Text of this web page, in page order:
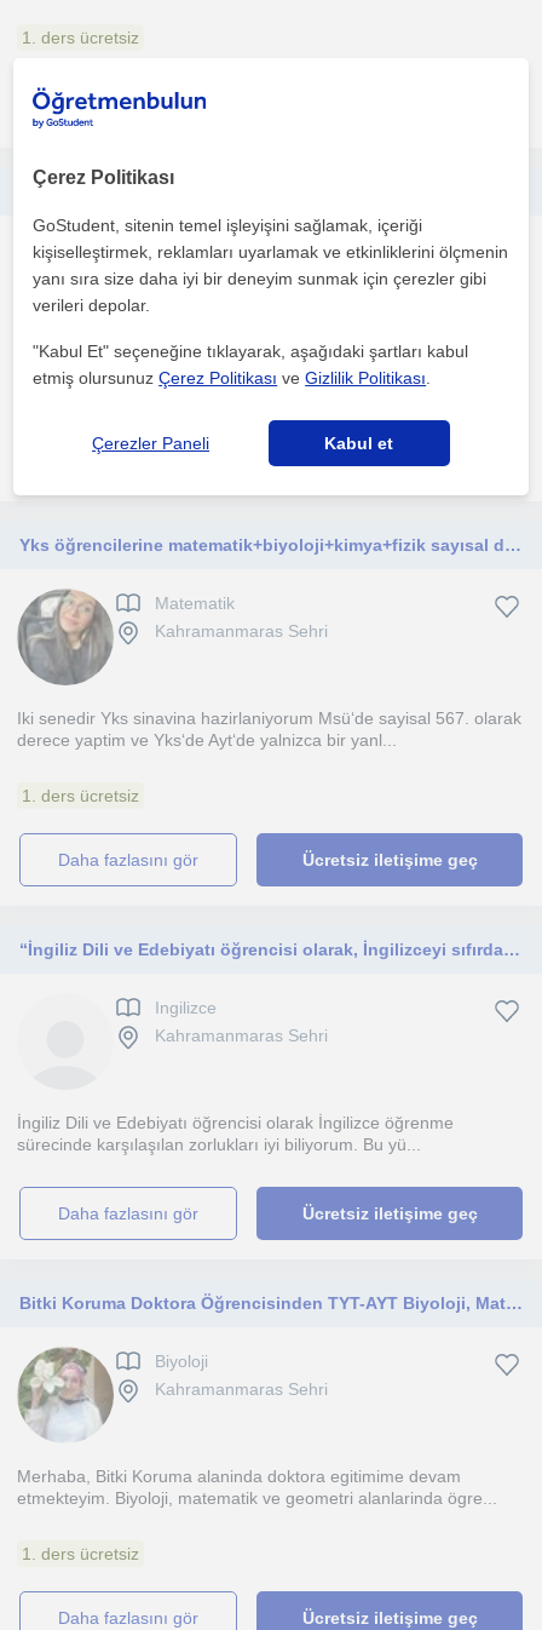
1. ders ücretsiz
daha fazlasını gör
Matematik
Kahramanmaras Sehri
Bir sene dershanede soru çözümü ve birebir ders yaptım bir
senedir de özel dersler vermekteyim kendimi bu alanda he...
daha fazlasını gör Ücretsiz iletişime geç
Yks öğrencilerine matematik+biyoloji+kimya+fizik sayısal dersleri verilir
Matematik
Kahramanmaras Sehri
Iki senedir Yks sinavina hazirlaniyorum Msü‘de sayisal 567. olarak
derece yaptim ve Yks‘de Ayt‘de yalnizca bir yanl...
1. ders ücretsiz
daha fazlasını gör Ücretsiz iletişime geç
“İngiliz Dili ve Edebiyatı öğrencisi olarak, İngilizceyi sıfırdan öğrenmek isteyen öğrenciler için anlaşılır ve pratik dersler veriyorum.”
Ingilizce
Kahramanmaras Sehri
İngiliz Dili ve Edebiyatı öğrencisi olarak İngilizce öğrenme
sürecinde karşılaşılan zorlukları iyi biliyorum. Bu yü...
daha fazlasını gör Ücretsiz iletişime geç
Bitki Koruma Doktora Öğrencisinden TYT-AYT Biyoloji, Matematik, Geometri ve ALES Matematik Özel Dersi
Biyoloji
Kahramanmaras Sehri
Merhaba, Bitki Koruma alaninda doktora egitimime devam
etmekteyim. Biyoloji, matematik ve geometri alanlarinda ögre...
1. ders ücretsiz
daha fazlasını gör Ücretsiz iletişime geç
Çerez Politikası
GoStudent, sitenin temel işleyişini sağlamak, içeriği
kişiselleştirmek, reklamları uyarlamak ve etkinliklerini ölçmenin
yanı sıra size daha iyi bir deneyim sunmak için çerezler gibi
verileri depolar.
"Kabul Et" seçeneğine tıklayarak, aşağıdaki şartları kabul
etmiş olursunuzÇerez Politikası veGizlilik Politikası
Çerezler Paneli Kabul et